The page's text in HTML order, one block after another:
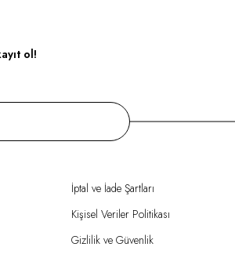
ol!
İptal ve İade Şartları
Kişisel Veriler Politikası
Gizlilik ve Güvenlik